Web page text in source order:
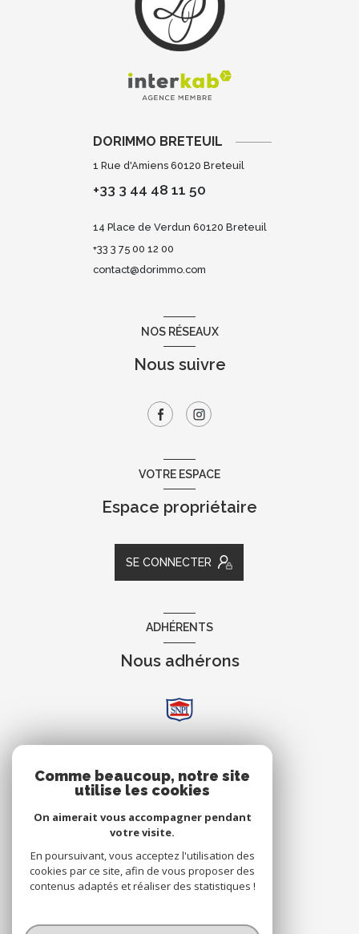
DORIMMO BRETEUIL
1 Rue d'Amiens 60120 Breteuil
+33 3 44 48 11 50
14 Place de Verdun 60120 Breteuil
+33 3 75 00 12 00
contact@dorimmo.com
NOS RÉSEAUX
Nous suivre
VOTRE ESPACE
Espace propriétaire
SE CONNECTER
ADHÉRENTS
Nous adhérons
Clients
© 2026 | Tous droits réservés
Comme beaucoup, notre site
utilise les cookies
On aimerait vous accompagner pendant
votre visite.
En poursuivant, vous acceptez l'utilisation des
cookies par ce site, afin de vous proposer des
contenus adaptés et réaliser des statistiques !